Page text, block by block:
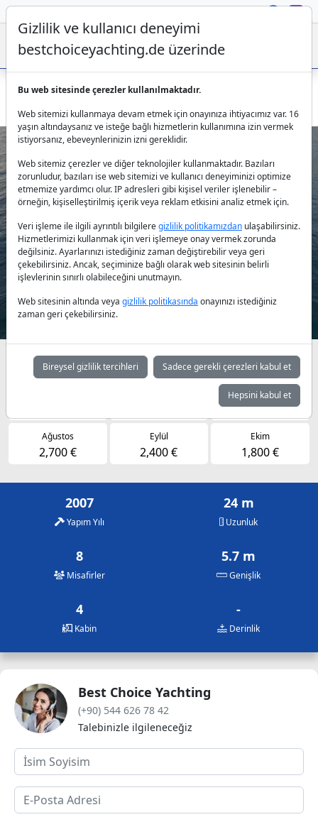
Bodrum Consent motoryat kiralama - 24m Princess tekne
Previous Next
Müsaitlik durumuna göre günlük fiyatlar
Temmuz
2,700 €
Ağustos
2,700 €
Eylül
2,400 €
Ekim
1,800 €
2007
Yapım Yılı
24 m
Uzunluk
8
Misafirler
5.7 m
Genişlik
4
Kabin
-
Derinlik
Best Choice Yachting
(+90) 544 626 78 42
Talebinizle ilgileneceğiz
Gizlilik ve kullanıcı deneyimi
bestchoiceyachting.de üzerinde
Bu web sitesinde çerezler kullanılmaktadır.
Web sitemizi kullanmaya devam etmek için onayınıza ihtiyacımız var. 16
yaşın altındaysanız ve isteğe bağlı hizmetlerin kullanımına izin vermek
istiyorsanız, ebeveynlerinizin izni gereklidir.
Web sitemiz çerezler ve diğer teknolojiler kullanmaktadır. Bazıları
zorunludur, bazıları ise web sitemizi ve kullanıcı deneyiminizi optimize
etmemize yardımcı olur. IP adresleri gibi kişisel veriler işlenebilir –
örneğin, kişiselleştirilmiş içerik veya reklam etkisini analiz etmek için.
Veri işleme ile ilgili ayrıntılı bilgileregizlilik politikamızdan ulaşabilirsiniz.
Hizmetlerimizi kullanmak için veri işlemeye onay vermek zorunda
değilsiniz. Ayarlarınızı istediğiniz zaman değiştirebilir veya geri
çekebilirsiniz. Ancak, seçiminize bağlı olarak web sitesinin belirli
işlevlerinin sınırlı olabileceğini unutmayın.
Web sitesinin altında veya gizlilik politikasında onayınızı istediğiniz
zaman geri çekebilirsiniz.
Bireysel gizlilik tercihleri Sadece gerekli çerezleri kabul et
Hepsini kabul et